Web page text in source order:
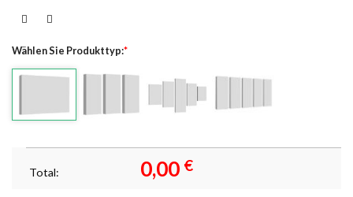
Wählen Sie Produkttyp:*
Total: 0,00 €